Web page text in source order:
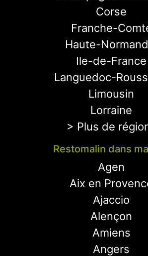
Corse
Franche-
Haute-
Ile-de-France
Languedoc-
Limousin
Lorraine
> Plus de
Restomalin dans
Agen
Aix en
Ajaccio
Alençon
Amiens
Angers